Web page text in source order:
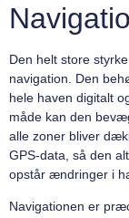
Den helt store
navigation. Den
hele haven digitalt
måde kan den
alle zoner bliver
GPS-data, så den
opstår ændringer i
Navigationen er